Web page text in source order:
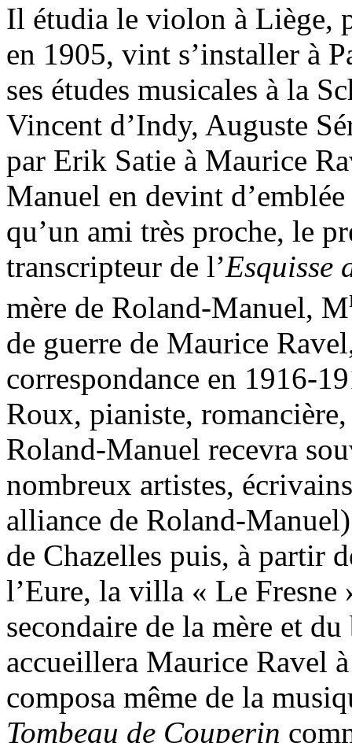
Il étudia le violon à Liège,
en 1905, vint s’installer à
ses études musicales à la
Vincent d’Indy, Auguste
par Erik Satie à Maurice
Manuel en devint
qu’un ami très proche, le
transcripteur de l’Esquisse
mère de Roland-Manuel, M
de guerre de Maurice
correspondance en 1916-
Roux, pianiste,
Roland-Manuel recevra
nombreux artistes,
alliance de Roland-
de Chazelles puis, à partir
l’Eure, la villa « Le Fresne
secondaire de la mère et
accueillera Maurice Ravel
composa même de la
Tombeau de Couperin